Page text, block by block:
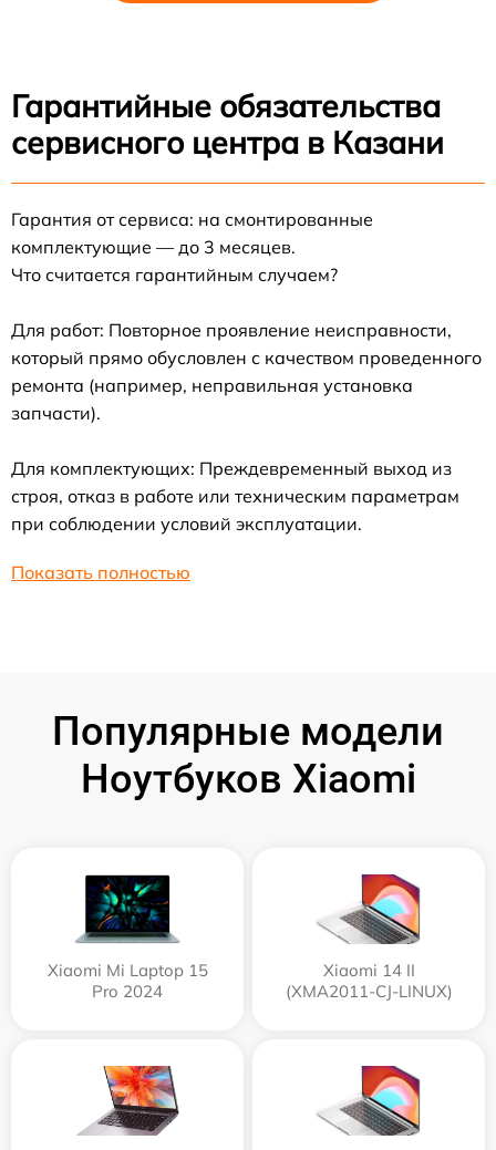
Гарантийные обязательства
сервисного центра в Казани
Гарантия от сервиса: на смонтированные
комплектующие — до 3 месяцев.
Что считается гарантийным случаем?
Для работ: Повторное проявление неисправности,
который прямо обусловлен с качеством проведенного
ремонта (например, неправильная установка
запчасти).
Для комплектующих: Преждевременный выход из
строя, отказ в работе или техническим параметрам
при соблюдении условий эксплуатации.
Показать полностью
Популярные модели
Ноутбуков Xiaomi
Xiaomi Mi Laptop 15
Pro 2024
Xiaomi 14 II
(XMA2011-CJ-LINUX)